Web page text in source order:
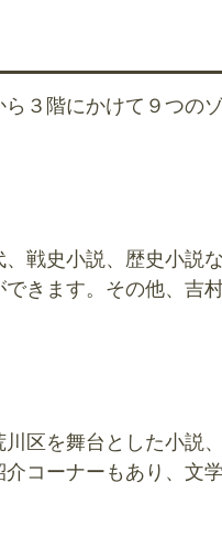
３階にかけて９つの
戦史小説、歴史小説
きます。その他、吉
区を舞台とした小説
コーナーもあり、文